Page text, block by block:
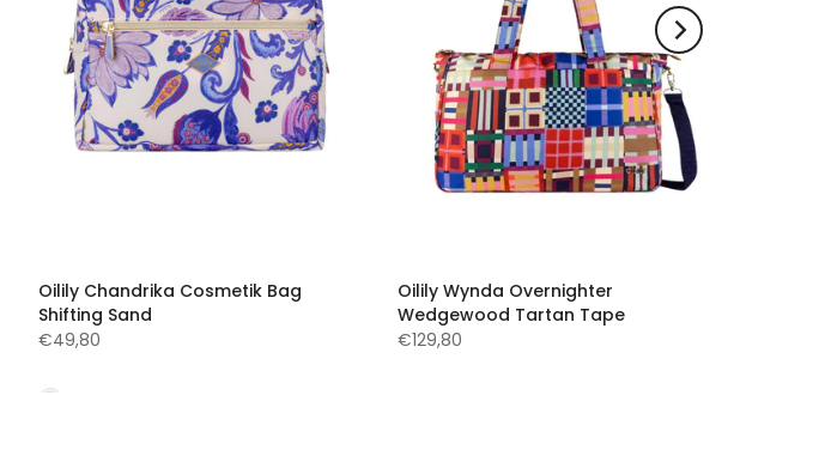
Oilily Chandrika Cosmetik Bag
Shifting Sand
€49,80
Oilily Wynda Overnighter
Wedgewood Tartan Tape
€129,80